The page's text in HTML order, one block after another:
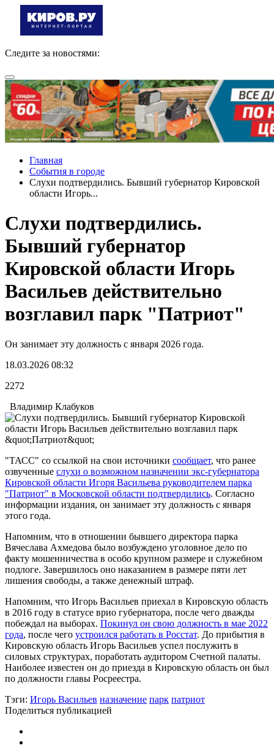
Следите за новостями:
Главная
События в городе
Слухи подтвердились. Бывший губернатор Кировской
области Игорь...
Слухи подтвердились.
Бывший губернатор
Кировской области Игорь
Васильев действительно
возглавил парк "Патриот"
Он занимает эту должность с января 2026 года.
18.03.2026 08:32
2272
Владимир Клабуков
"ТАСС" со ссылкой на свои источники сообщает, что ранее
озвученные слухи о возможном назначении экс-губернатора
Кировской области Игоря Васильева руководителем парка
"Патриот" в Московской области подтвердились. Согласно
информации издания, он занимает эту должность с января
этого года.
Напомним, что в отношении бывшего директора парка
Вячеслава Ахмедова было возбуждено уголовное дело по
факту мошенничества в особо крупном размере и служебном
подлоге. Завершилось оно наказанием в размере пяти лет
лишения свободы, а также денежный штраф.
Напомним, что Игорь Васильев приехал в Кировскую область
в 2016 году в статусе врио губернатора, после чего дважды
побеждал на выборах. Покинул он свою должность в мае 2022
года, после чего устроился работать в Росстат. До прибытия в
Кировскую область Игорь Васильев успел послужить в
силовых структурах, поработать аудитором Счетной палаты.
Наиболее известен он до приезда в Кировскую область он был
по должности главы Росреестра.
Тэги: Игорь Васильев назначение парк патриот
Поделиться публикацией